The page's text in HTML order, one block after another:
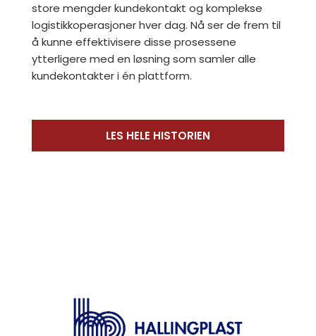
store mengder kundekontakt og komplekse
logistikkoperasjoner hver dag. Nå ser de frem til
å kunne effektivisere disse prosessene
ytterligere med en løsning som samler alle
kundekontakter i én plattform.
LES HELE HISTORIEN